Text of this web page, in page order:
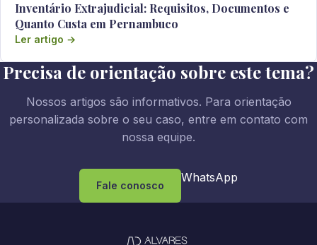
Inventário Extrajudicial: Requisitos, Documentos e
Quanto Custa em Pernambuco
Ler artigo →
Precisa de orientação sobre este tema?
Nossos artigos são informativos. Para orientação
personalizada sobre o seu caso, entre em contato com
nossa equipe.
Fale conosco
WhatsApp